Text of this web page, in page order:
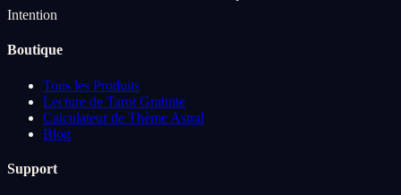
Intention
Boutique
Tous les Produits
Lecture de Tarot Gratuite
Calculateur de Thème Astral
Blog
Support